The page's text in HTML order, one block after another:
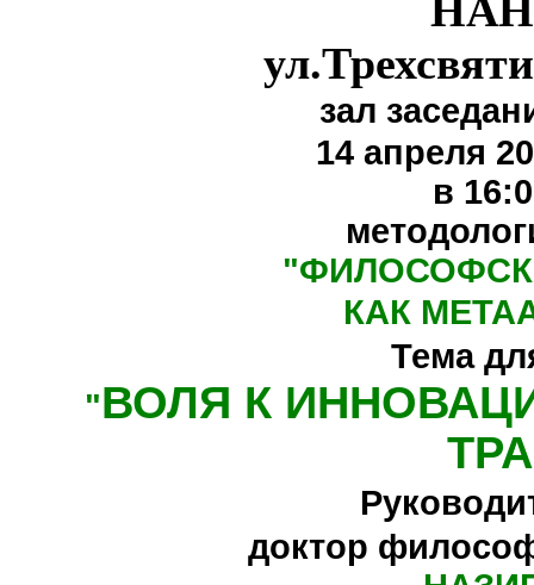
НАН
зал
14 апреля
в
"
КАК
Тема
"ВОЛЯ К
доктор